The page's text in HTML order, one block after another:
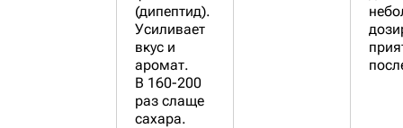
(дипептид).
Усиливает
вкус и
аромат.
В 160-200
раз слаще
сахара.